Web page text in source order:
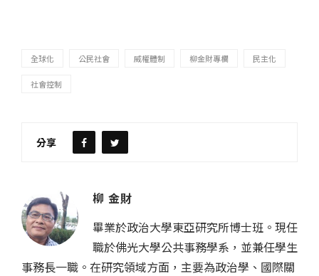
全球化 公民社會 威權體制 柳金財專欄 民主化
社會控制
分享
柳 金財
畢業於政治大學東亞研究所博士班。現任
職於佛光大學公共事務學系，並兼任學生
事務長一職。在研究領域方面，主要為政治學、國際關